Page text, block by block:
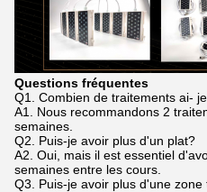
Questions fréquentes
Q1. Combien de traitements ai-
A1. Nous recommandons 2
semaines.
Q2. Puis-je avoir plus d'un plat?
A2. Oui, mais il est essentiel
semaines entre les cours.
Q3. Puis-je avoir plus d'une